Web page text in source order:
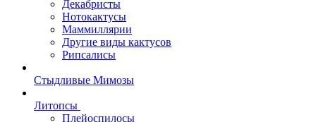
Декабристы
Нотокактусы
Маммиллярии
Другие виды кактусов
Рипсалисы
Стыдливые Мимозы
Литопсы
Плейоспилосы